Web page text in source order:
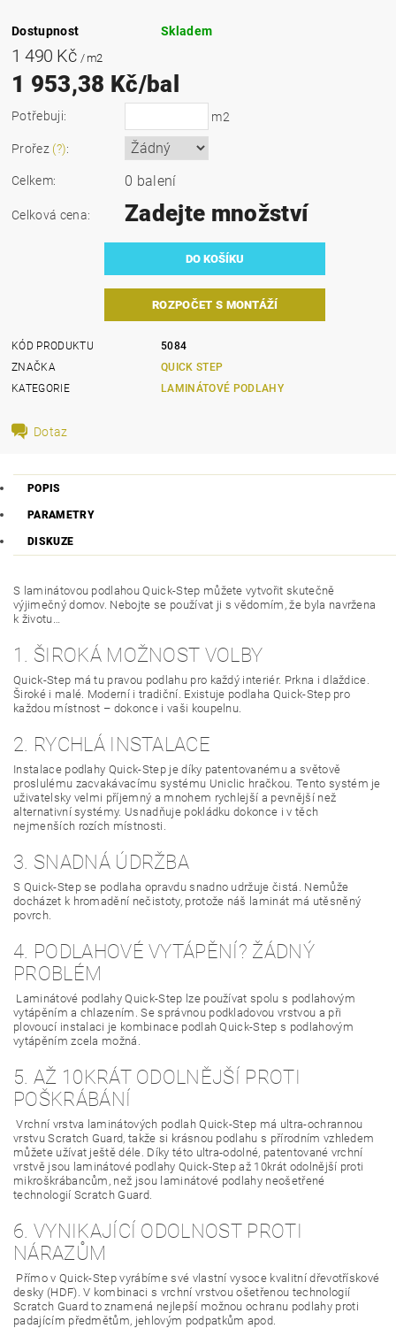
Dostupnost Skladem
1 490 Kč / m2
1 953,38 Kč/bal
Potřebuji: m2
Prořez (?):
Celkem: 0 balení
Celková cena: Zadejte množství
ROZPOČET S MONTÁŽÍ
KÓD PRODUKTU
5084
ZNAČKA
QUICK STEP
KATEGORIE
LAMINÁTOVÉ PODLAHY
Dotaz
POPIS
PARAMETRY
DISKUZE
S laminátovou podlahou Quick-Step můžete vytvořit skutečně
výjimečný domov. Nebojte se používat ji s vědomím, že byla navržena
k životu…
1. ŠIROKÁ MOŽNOST VOLBY
Quick-Step má tu pravou podlahu pro každý interiér. Prkna i dlaždice.
Široké i malé. Moderní i tradiční. Existuje podlaha Quick-Step pro
každou místnost – dokonce i vaši koupelnu.
2. RYCHLÁ INSTALACE
Instalace podlahy Quick-Step je díky patentovanému a světově
proslulému zacvakávacímu systému Uniclic hračkou. Tento systém je
uživatelsky velmi příjemný a mnohem rychlejší a pevnější než
alternativní systémy. Usnadňuje pokládku dokonce i v těch
nejmenších rozích místnosti.
3. SNADNÁ ÚDRŽBA
S Quick-Step se podlaha opravdu snadno udržuje čistá. Nemůže
docházet k hromadění nečistoty, protože náš laminát má utěsněný
povrch.
4. PODLAHOVÉ VYTÁPĚNÍ? ŽÁDNÝ
PROBLÉM
Laminátové podlahy Quick-Step lze používat spolu s podlahovým
vytápěním a chlazením. Se správnou podkladovou vrstvou a při
plovoucí instalaci je kombinace podlah Quick-Step s podlahovým
vytápěním zcela možná.
5. AŽ 10KRÁT ODOLNĚJŠÍ PROTI
POŠKRÁBÁNÍ
Vrchní vrstva laminátových podlah Quick-Step má ultra-ochrannou
vrstvu Scratch Guard, takže si krásnou podlahu s přírodním vzhledem
můžete užívat ještě déle. Díky této ultra-odolné, patentované vrchní
vrstvě jsou laminátové podlahy Quick-Step až 10krát odolnější proti
mikroškrábancům, než jsou laminátové podlahy neošetřené
technologií Scratch Guard.
6. VYNIKAJÍCÍ ODOLNOST PROTI
NÁRAZŮM
Přímo v Quick-Step vyrábíme své vlastní vysoce kvalitní dřevotřískové
desky (HDF). V kombinaci s vrchní vrstvou ošetřenou technologií
Scratch Guard to znamená nejlepší možnou ochranu podlahy proti
padajícím předmětům, jehlovým podpatkům apod.